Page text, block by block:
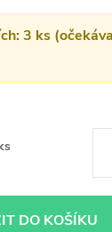
3 ks
DO KOŠÍKU